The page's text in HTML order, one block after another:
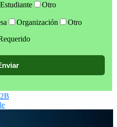
Estudiante Otro
Organización
Otro